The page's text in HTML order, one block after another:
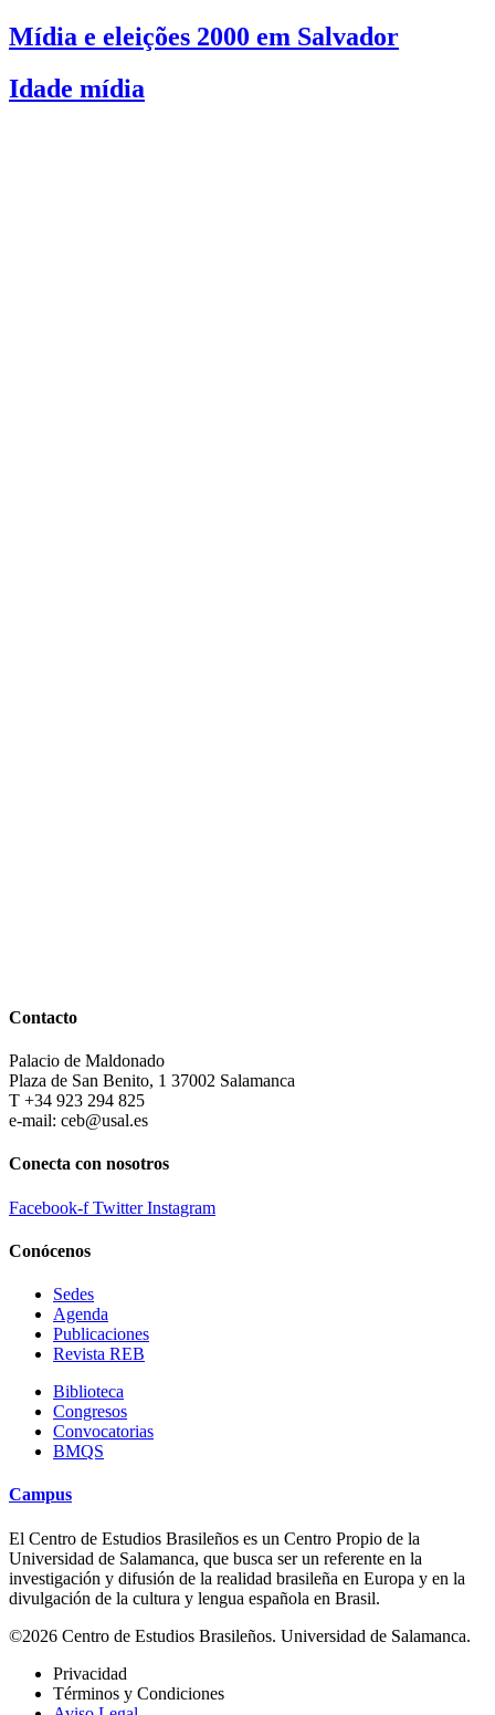
Mídia e eleições 2000 em Salvador
Idade mídia
Contacto
Palacio de Maldonado
Plaza de San Benito, 1 37002 Salamanca
T +34 923 294 825
e-mail: ceb@usal.es
Conecta con nosotros
Facebook-f Twitter Instagram
Conócenos
Sedes
Agenda
Publicaciones
Revista REB
Biblioteca
Congresos
Convocatorias
BMQS
Campus
El Centro de Estudios Brasileños es un Centro Propio de la
Universidad de Salamanca, que busca ser un referente en la
investigación y difusión de la realidad brasileña en Europa y en la
divulgación de la cultura y lengua española en Brasil.
©2026 Centro de Estudios Brasileños. Universidad de Salamanca.
Privacidad
Términos y Condiciones